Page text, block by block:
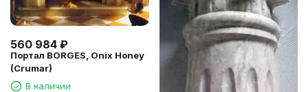
560 984 ₽
Портал BORGES, Onix Honey
(Crumar)
В наличии